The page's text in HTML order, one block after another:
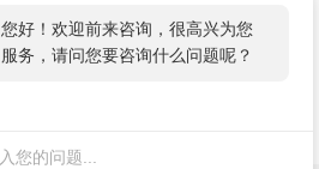
您好，看您停留很久了，是否找到
了需求产品，您可以直接在线与我